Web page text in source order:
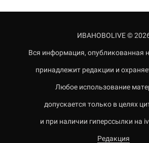
ИВАНОВОLIVE ©
Вся информация, опубликованная
принадлежит редакции и
Любое использование
допускается только в целях
и при наличии гиперссылки на
Редакция